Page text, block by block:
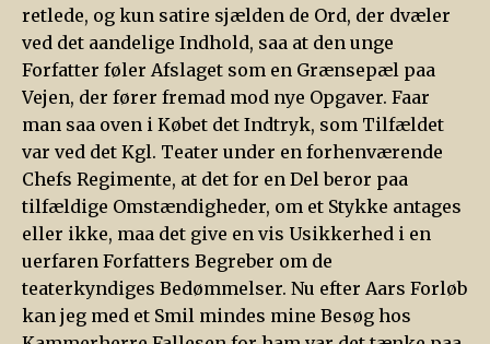
retlede, og kun satire sjælden de Ord, der dvæler
ved det aandelige Indhold, saa at den unge
Forfatter føler Afslaget som en Grænsepæl paa
Vejen, der fører fremad mod nye Opgaver. Faar
man saa oven i Købet det Indtryk, som Tilfældet
var ved det Kgl. Teater under en forhenværende
Chefs Regimente, at det for en Del beror paa
tilfældige Omstændigheder, om et Stykke antages
eller ikke, maa det give en vis Usikkerhed i en
uerfaren Forfatters Begreber om de
teaterkyndiges Bedømmelser. Nu efter Aars Forløb
kan jeg med et Smil mindes mine Besøg hos